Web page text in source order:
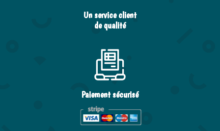
Un service client
de qualité
Paiement sécurisé